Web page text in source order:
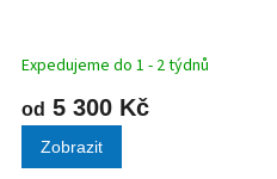
Expedujeme do 1 - 2 týdnů
od 5 300 Kč
Zobrazit